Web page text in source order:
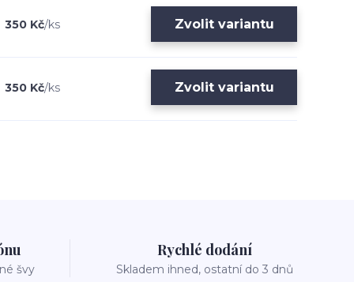
350 Kč/ks Zvolit variantu
350 Kč/ks Zvolit variantu
švy
Rychlé dodání
Skladem ihned, ostatní do 3 dnů